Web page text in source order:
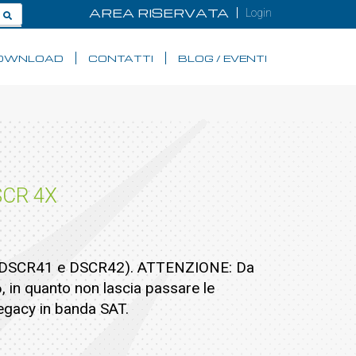
AREA RISERVATA Login
CONTATTI BLOG / EVENTI
4X
e DSCR42). ATTENZIONE: Da
in quanto non lascia passare le
in banda SAT.